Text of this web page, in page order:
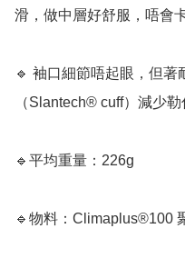
滑，做中層好舒服，唔會
🔹 袖口細節唔起眼，但著
（Slantech® cuff）減少
🔹平均重量：226g
🔹物料：Climaplus®100